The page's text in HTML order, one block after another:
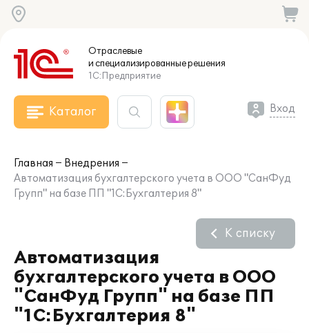
Отраслевые
и специализированныерешения
1С:Предприятие
Каталог Вход
Главная
Внедрения
Автоматизация бухгалтерского учета в ООО "СанФуд
Групп" на базе ПП "1С:Бухгалтерия 8"
Автоматизация
бухгалтерского учета в ООО
"СанФуд Групп" на базе ПП
"1С:Бухгалтерия 8"
К списку